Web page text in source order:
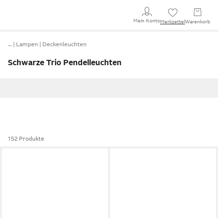
Mein KontoMerkzettel Warenkorb
… Lampen Deckenleuchten
Schwarze Trio Pendelleuchten
152 Produkte